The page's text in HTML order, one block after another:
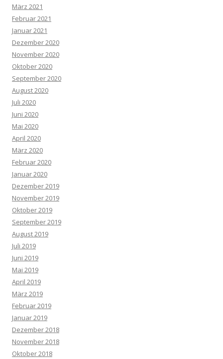
März 2021
Februar 2021
Januar 2021
Dezember 2020
November 2020
Oktober 2020
September 2020
August 2020
Juli 2020
Juni 2020
Mai 2020
April 2020
März 2020
Februar 2020
Januar 2020
Dezember 2019
November 2019
Oktober 2019
September 2019
August 2019
Juli 2019
Juni 2019
Mai 2019
April 2019
März 2019
Februar 2019
Januar 2019
Dezember 2018
November 2018
Oktober 2018